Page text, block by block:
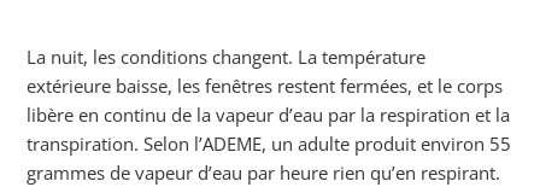
La nuit, les conditions changent. La température
extérieure baisse, les fenêtres restent fermées, et le corps
libère en continu de la vapeur d’eau par la respiration et la
transpiration. Selon l’ADEME, un adulte produit environ 55
grammes de vapeur d’eau par heure rien qu’en respirant.